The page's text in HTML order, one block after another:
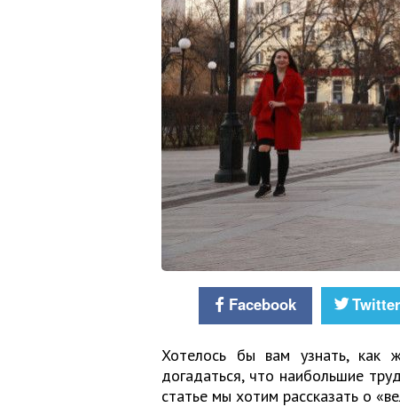
Facebook Twitter
Хотелось бы вам узнать, как
догадаться, что наибольшие
статье мы хотим рассказать о